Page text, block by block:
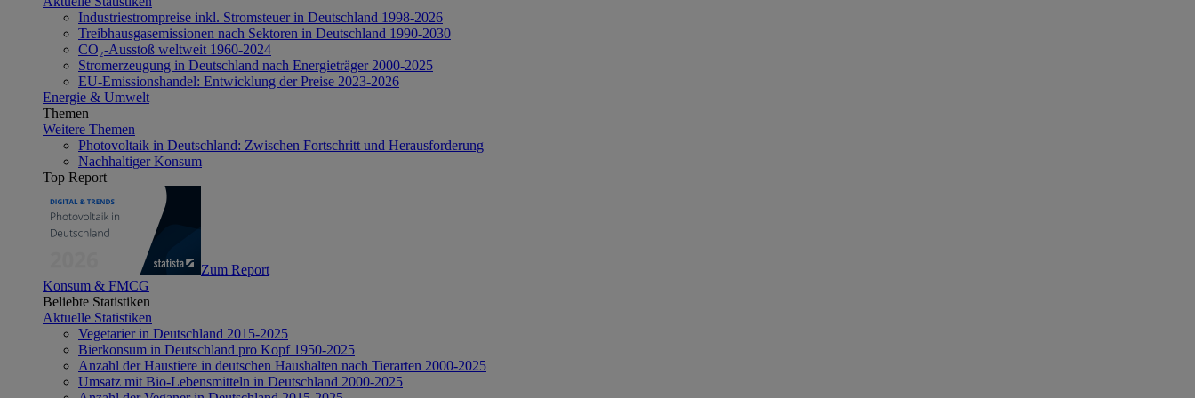
Industriestrompreise inkl. Stromsteuer in Deutschland 1998-2026
Treibhausgasemissionen nach Sektoren in Deutschland 1990-2030
CO₂-Ausstoß weltweit 1960-2024
Stromerzeugung in Deutschland nach Energieträger 2000-2025
EU-Emissionshandel: Entwicklung der Preise 2023-2026
Energie & Umwelt
Themen
Weitere Themen
Photovoltaik in Deutschland: Zwischen Fortschritt und Herausforderung
Nachhaltiger Konsum
Top Report
Zum Report
Konsum & FMCG
Beliebte Statistiken
Aktuelle Statistiken
Vegetarier in Deutschland 2015-2025
Bierkonsum in Deutschland pro Kopf 1950-2025
Anzahl der Haustiere in deutschen Haushalten nach Tierarten 2000-2025
Umsatz mit Bio-Lebensmitteln in Deutschland 2000-2025